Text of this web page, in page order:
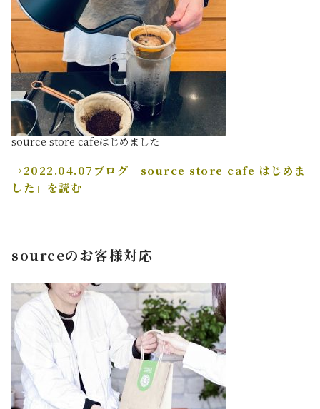
source store cafeはじめました
→2022.04.07ブログ「source store cafe はじめま
した」を読む
sourceのお客様対応